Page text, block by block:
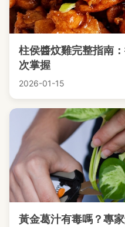
柱侯醬炆雞完整指南
次掌握
2026-01-15
黃金葛汁有毒嗎？專